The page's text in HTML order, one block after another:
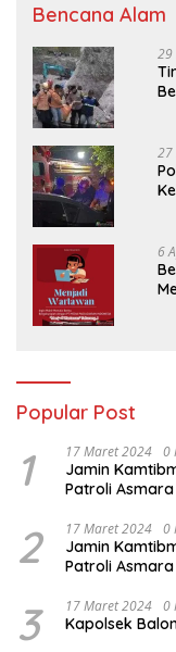
Bencana Alam
29
27
6
Popular Post
1 17 Maret 2024 0
Jamin
Patroli
2 17 Maret 2024 0
Jamin
Patroli
3 17 Maret 2024 0
Kapolsek